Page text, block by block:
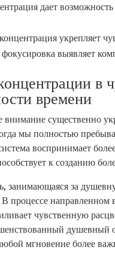
дает
укрепляет
выявляет
в
времени
существенно
мы полностью
воспринимает
к созданию
занимающаяся за
В процессе направленном
чувственную
мгновение более